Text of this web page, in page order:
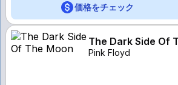
価格をチェック
The Dark Side Of
Pink Floyd